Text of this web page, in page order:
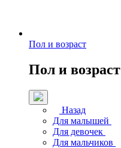
Пол и возраст
Пол и возраст
Назад
Для малышей
Для девочек
Для мальчиков